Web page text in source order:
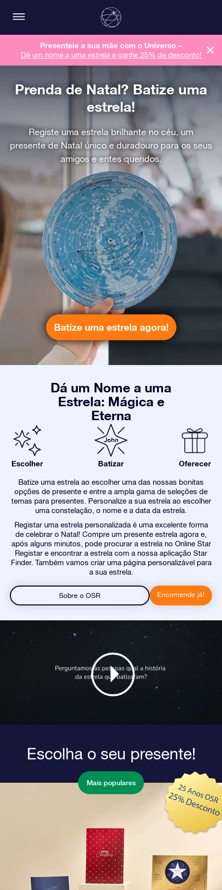
Presenteie a sua mãe com o Universo –
Dê um nome a uma estrela e ganhe 25% de desconto!
Prenda de Natal? Batize uma
estrela!
Registe uma estrela brilhante no céu, um
presente de Natal único e duradouro para os seus
amigos e entes queridos.
Batize uma estrela agora!
Dá um Nome a uma
Estrela: Mágica e
Eterna
Escolher Batizar Oferecer
Batize uma estrela ao escolher uma das nossas bonitas
opções de presente e entre a ampla gama de seleções de
temas para presentes. Personalize a sua estrela ao escolher
uma constelação, o nome e a data da estrela.
Registar uma estrela personalizada é uma excelente forma
de celebrar o Natal! Compre um presente estrela agora e,
após alguns minutos, pode procurar a estrela no Online Star
Registar e encontrar a estrela com a nossa aplicação Star
Finder. Também vamos criar uma página personalizável para
a sua estrela.
Sobre o OSR Encomende já!
Escolha o seu presente!
Mais populares